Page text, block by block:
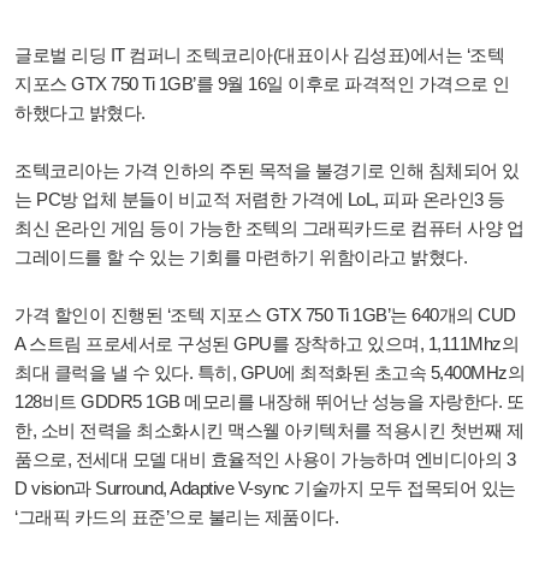
글로벌 리딩 IT 컴퍼니 조텍코리아(대표이사 김성표)에서는 ‘조텍
지포스 GTX 750 Ti 1GB’를 9월 16일 이후로 파격적인 가격으로 인
하했다고 밝혔다.
조텍코리아는 가격 인하의 주된 목적을 불경기로 인해 침체되어 있
는 PC방 업체 분들이 비교적 저렴한 가격에 LoL, 피파 온라인3 등
최신 온라인 게임 등이 가능한 조텍의 그래픽카드로 컴퓨터 사양 업
그레이드를 할 수 있는 기회를 마련하기 위함이라고 밝혔다.
가격 할인이 진행된 ‘조텍 지포스 GTX 750 Ti 1GB’는 640개의 CUD
A 스트림 프로세서로 구성된 GPU를 장착하고 있으며, 1,111Mhz의
최대 클럭을 낼 수 있다. 특히, GPU에 최적화된 초고속 5,400MHz의
128비트 GDDR5 1GB 메모리를 내장해 뛰어난 성능을 자랑한다. 또
한, 소비 전력을 최소화시킨 맥스웰 아키텍처를 적용시킨 첫번째 제
품으로, 전세대 모델 대비 효율적인 사용이 가능하며 엔비디아의 3
D vision과 Surround, Adaptive V-sync 기술까지 모두 접목되어 있는
‘그래픽 카드의 표준’으로 불리는 제품이다.